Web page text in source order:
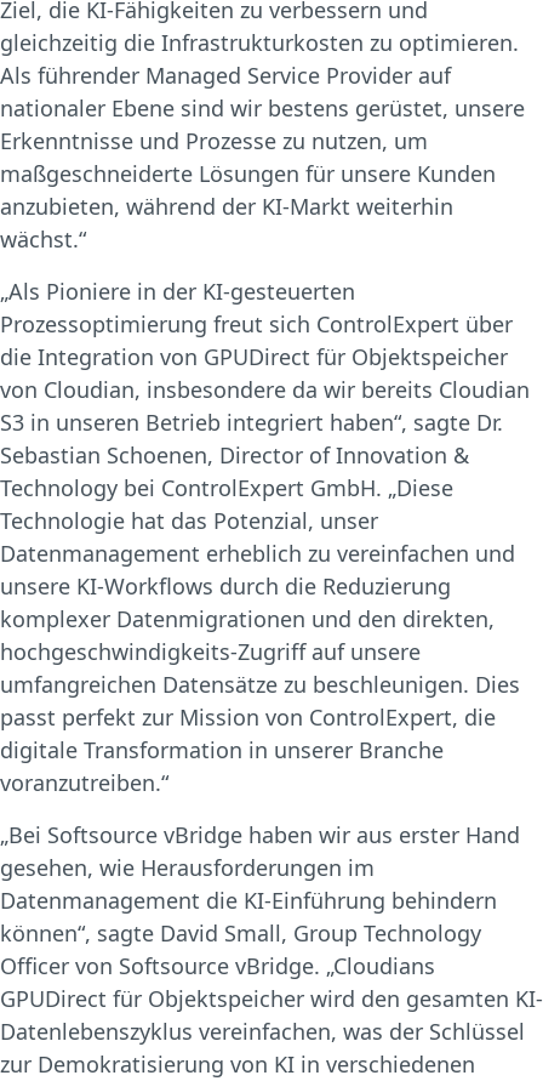
Ziel, die KI-Fähigkeiten zu verbessern und
gleichzeitig die Infrastrukturkosten zu optimieren.
Als führender Managed Service Provider auf
nationaler Ebene sind wir bestens gerüstet, unsere
Erkenntnisse und Prozesse zu nutzen, um
maßgeschneiderte Lösungen für unsere Kunden
anzubieten, während der KI-Markt weiterhin
wächst.“
„Als Pioniere in der KI-gesteuerten
Prozessoptimierung freut sich ControlExpert über
die Integration von GPUDirect für Objektspeicher
von Cloudian, insbesondere da wir bereits Cloudian
S3 in unseren Betrieb integriert haben“, sagte Dr.
Sebastian Schoenen, Director of Innovation &
Technology bei ControlExpert GmbH. „Diese
Technologie hat das Potenzial, unser
Datenmanagement erheblich zu vereinfachen und
unsere KI-Workflows durch die Reduzierung
komplexer Datenmigrationen und den direkten,
hochgeschwindigkeits-Zugriff auf unsere
umfangreichen Datensätze zu beschleunigen. Dies
passt perfekt zur Mission von ControlExpert, die
digitale Transformation in unserer Branche
voranzutreiben.“
„Bei Softsource vBridge haben wir aus erster Hand
gesehen, wie Herausforderungen im
Datenmanagement die KI-Einführung behindern
können“, sagte David Small, Group Technology
Officer von Softsource vBridge. „Cloudians
GPUDirect für Objektspeicher wird den gesamten KI-
Datenlebenszyklus vereinfachen, was der Schlüssel
zur Demokratisierung von KI in verschiedenen